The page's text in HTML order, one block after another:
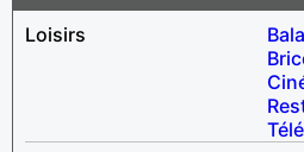
Loisirs